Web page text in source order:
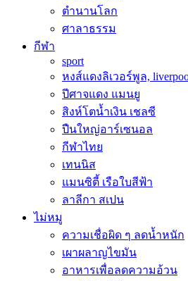
ตำนานโลก
ศาลาธรรม
กีฬา
sport
หงส์แดงลิเวอร์พูล,
ปีศาจแดง แมนยู
สิงห์โตน้ำเงิน เชลซี
ปืนใหญ่อาร์เซนอล
กีฬาไทย
เทนนิส
แมนซิตี้ เรือใบสีฟ้า
ลาลีกา สเปน
ไม่หมู
ความเชื่อผิด ๆ ลดน้ำหนัก
เผาผลาญไขมัน
อาหารเพื่อลดความอ้วน